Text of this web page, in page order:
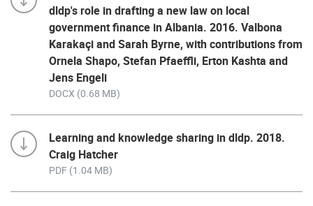
dldp's role in drafting a new law on local
government finance in Albania. 2016. Valbona
Karakaçi and Sarah Byrne, with contributions from
Ornela Shapo, Stefan Pfaeffli, Erton Kashta and
Jens Engeli
DOCX (0.68 MB)
Learning and knowledge sharing in dldp. 2018.
Craig Hatcher
PDF (1.04 MB)